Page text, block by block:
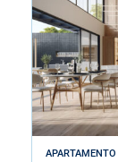
APARTAMENTO